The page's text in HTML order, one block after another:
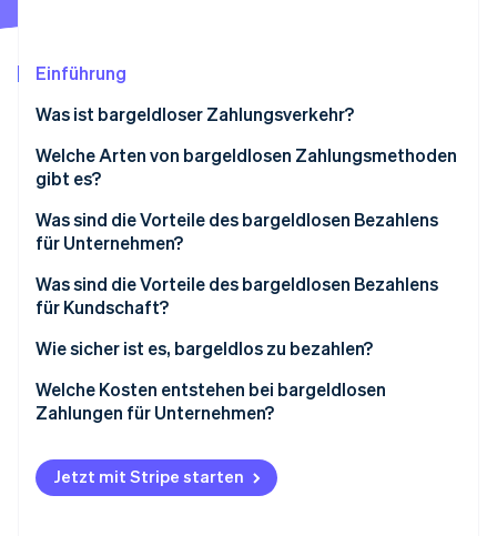
CO₂-Entnahme
Identity
Online-Identitätsprüfung
Stripe-Sessions 2026
Jetzt ansehen
Einführung
Was ist bargeldloser Zahlungsverkehr?
Welche Arten von bargeldlosen Zahlungsmethoden
gibt es?
Was sind die Vorteile des bargeldlosen Bezahlens
für Unternehmen?
Was sind die Vorteile des bargeldlosen Bezahlens
für Kundschaft?
Wie sicher ist es, bargeldlos zu bezahlen?
Welche Kosten entstehen bei bargeldlosen
Zahlungen für Unternehmen?
Jetzt mit Stripe starten